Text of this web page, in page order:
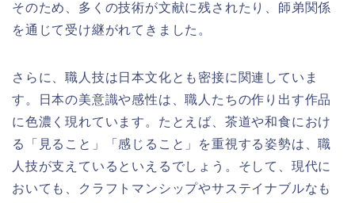
そのため、多くの技術が文献に残されたり、師弟関係
を通じて受け継がれてきました。
さらに、職人技は日本文化とも密接に関連していま
す。日本の美意識や感性は、職人たちの作り出す作品
に色濃く現れています。たとえば、茶道や和食におけ
る「見ること」「感じること」を重視する姿勢は、職
人技が支えているといえるでしょう。そして、現代に
おいても、クラフトマンシップやサステイナブルなも